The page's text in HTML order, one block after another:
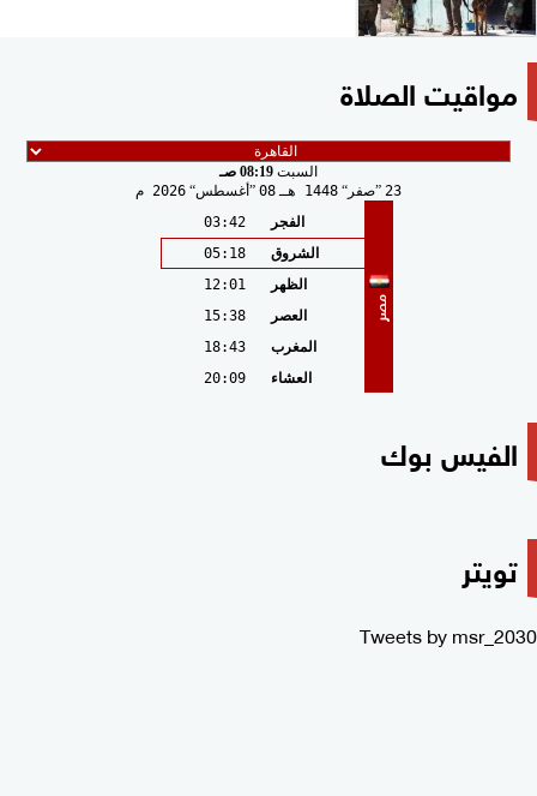
مواقيت الصلاة
السبت 08:19 صـ
23
صفر 1448 هـ 08 أغسطس 2026 م
مصر
الفجر
03:42
الشروق
05:18
الظهر
12:01
العصر
15:38
المغرب
18:43
العشاء
20:09
الفيس بوك
تويتر
Tweets by msr_2030